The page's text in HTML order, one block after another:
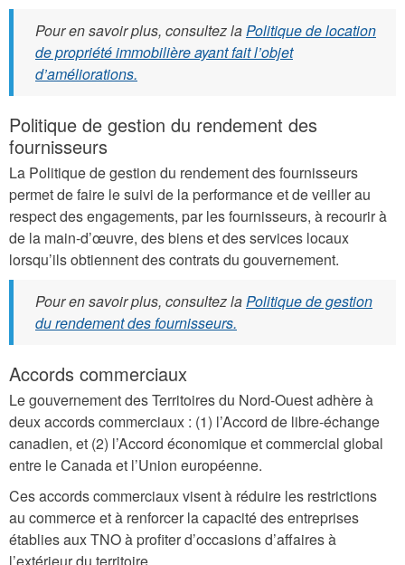
Pour en savoir plus, consultez laPolitique de location
de propriété immobilière ayant fait l’objet
d’améliorations.
Politique de gestion du rendement des
fournisseurs
La Politique de gestion du rendement des fournisseurs
permet de faire le suivi de la performance et de veiller au
respect des engagements, par les fournisseurs, à recourir à
de la main-d’œuvre, des biens et des services locaux
lorsqu’ils obtiennent des contrats du gouvernement.
Pour en savoir plus, consultez laPolitique de gestion
du rendement des fournisseurs.
Accords commerciaux
Le gouvernement des Territoires du Nord-Ouest adhère à
deux accords commerciaux : (1) l’Accord de libre-échange
canadien, et (2) l’Accord économique et commercial global
entre le Canada et l’Union européenne.
Ces accords commerciaux visent à réduire les restrictions
au commerce et à renforcer la capacité des entreprises
établies aux TNO à profiter d’occasions d’affaires à